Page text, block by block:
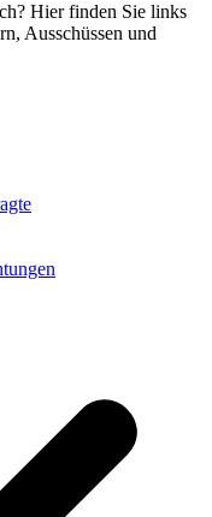
Hier finden Sie links
Ausschüssen und